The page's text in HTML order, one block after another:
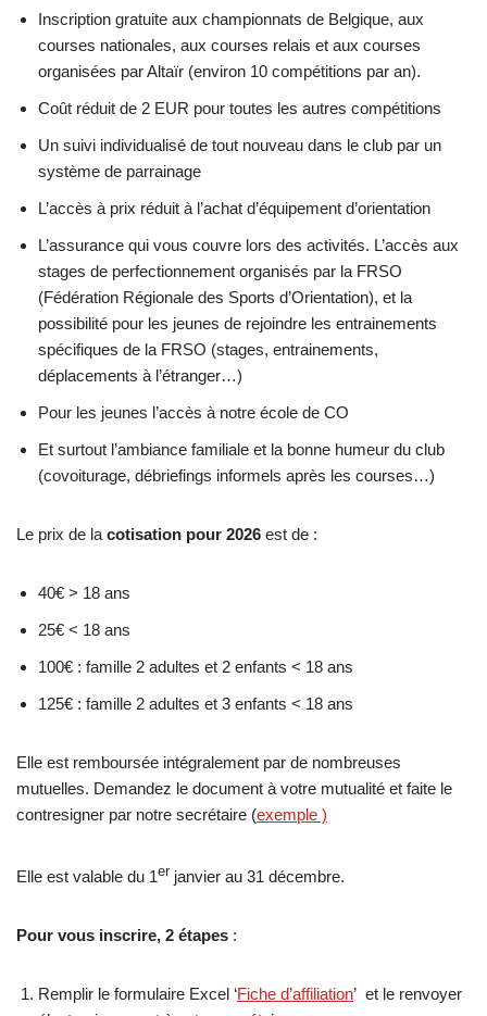
Inscription gratuite aux championnats de Belgique, aux
courses nationales, aux courses relais et aux courses
organisées par Altaïr (environ 10 compétitions par an).
Coût réduit de 2 EUR pour toutes les autres compétitions
Un suivi individualisé de tout nouveau dans le club par un
système de parrainage
L’accès à prix réduit à l’achat d’équipement d’orientation
L’assurance qui vous couvre lors des activités. L’accès aux
stages de perfectionnement organisés par la FRSO
(Fédération Régionale des Sports d’Orientation), et la
possibilité pour les jeunes de rejoindre les entrainements
spécifiques de la FRSO (stages, entrainements,
déplacements à l’étranger…)
Pour les jeunes l’accès à notre école de CO
Et surtout l’ambiance familiale et la bonne humeur du club
(covoiturage, débriefings informels après les courses…)
Le prix de la cotisation pour 2026 est de :
40€ > 18 ans
25€ < 18 ans
100€ : famille 2 adultes et 2 enfants < 18 ans
125€ : famille 2 adultes et 3 enfants < 18 ans
Elle est remboursée intégralement par de nombreuses
mutuelles. Demandez le document à votre mutualité et faite le
contresigner par notre secrétaire (exemple )
Elle est valable du 1er janvier au 31 décembre.
Pour vous inscrire, 2 étapes :
Remplir le formulaire Excel ‘Fiche d’affiliation’ et le renvoyer